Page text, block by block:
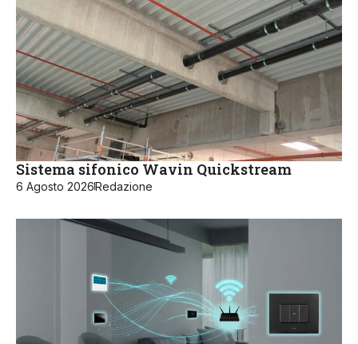
Sistema sifonico Wavin Quickstream
6 Agosto 2026Redazione